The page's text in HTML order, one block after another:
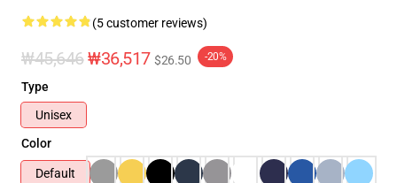
(5 customer reviews)
₩45,646₩36,517 $26.50 -20%
Type
Unisex
Color
Default